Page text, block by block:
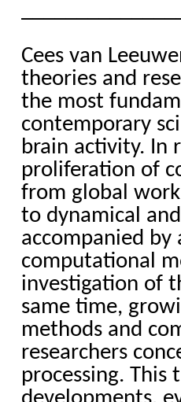
Cees van
theories and
the most
contemporary
brain activity. In
proliferation of
from global
to dynamical
accompanied by
computational
investigation of
same time,
methods and
researchers
processing.